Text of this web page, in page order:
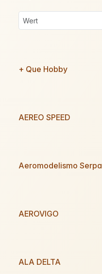
+ Que Hobby
AEREO SPEED
Aeromodelismo Serpa
AEROVIGO
ALA DELTA